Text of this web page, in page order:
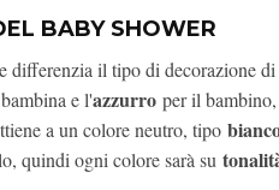
BABY SHOWER
differenzia il tipo di decorazione
e l'azzurro per il bambino,
a un colore neutro, tipo
quindi ogni colore sarà su